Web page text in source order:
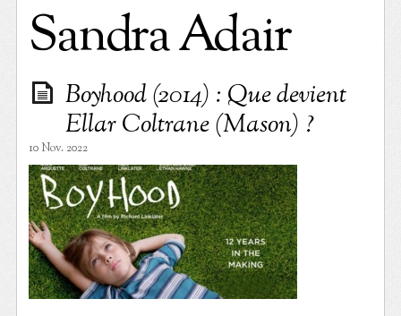
Sandra Adair
Boyhood (2014) : Que devient
Ellar Coltrane (Mason) ?
10 Nov. 2022